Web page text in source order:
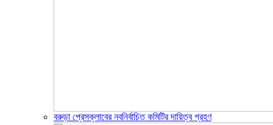
বরুড়া প্রেসক্লাবের নবনির্বাচিত কমিটির দায়িত্ব গ্রহণ